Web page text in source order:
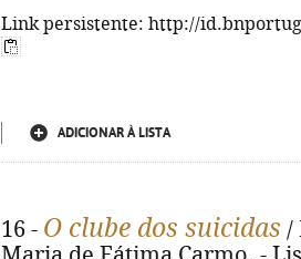
Link persistente: http://
ADICIONAR À LISTA
16 - O clube dos suicidas /